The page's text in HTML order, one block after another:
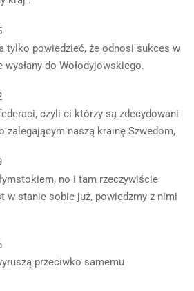
tylko powiedzieć, że odnosi sukces w
do Wołodyjowskiego.
czyli ci którzy są zdecydowani
zalegającym naszą krainę Szwedom,
no i tam rzeczywiście
w stanie sobie już, powiedzmy z nimi
przeciwko samemu